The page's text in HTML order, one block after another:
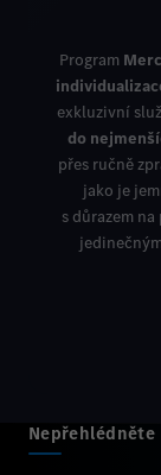
Program
exkluzivní
do
přes ručně
jako je
s důrazem
Nepřehlédněte